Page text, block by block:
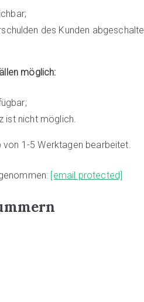
des Kunden
möglich:
ist nicht möglich.
von 1-5 Werktagen bearbeitet.
[email protected]